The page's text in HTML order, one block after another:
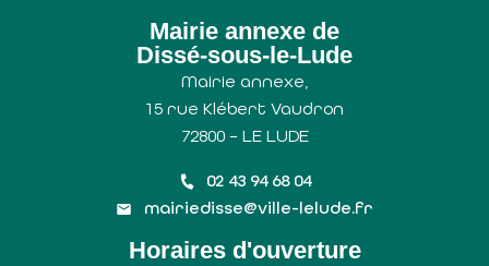
Mairie annexe de
Dissé-sous-le-Lude
Mairie annexe,
15 rue Klébert Vaudron
72800 – LE LUDE
02 43 94 68 04
mairiedisse@ville-lelude.fr
Horaires d'ouverture